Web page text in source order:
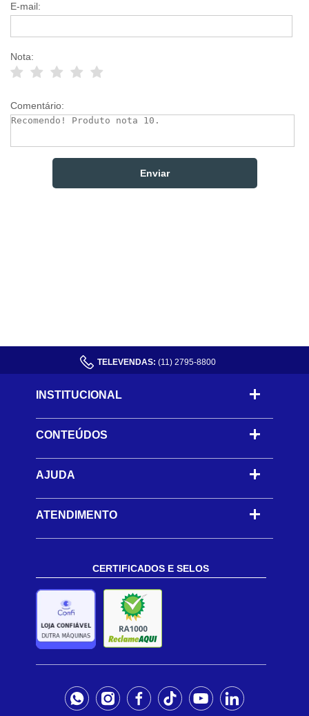
E-mail:
Nota:
Comentário:
TELEVENDAS: (11) 2795-8800
INSTITUCIONAL
CONTEÚDOS -
AJUDA -
ATENDIMENTO
CERTIFICADOS E SELOS